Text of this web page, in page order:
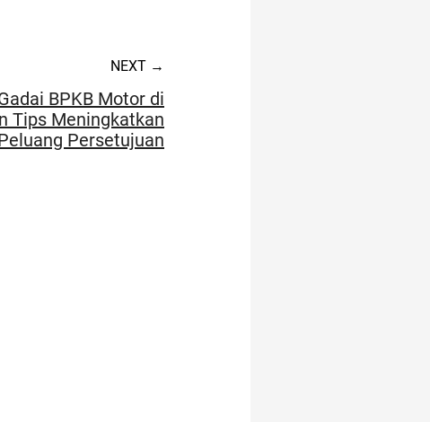
NEXT →
BPKB Motor di
Tips Meningkatkan
Persetujuan